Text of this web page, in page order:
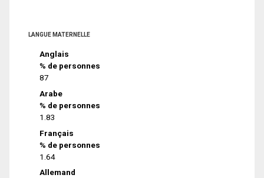
LANGUE MATERNELLE
Anglais
% de personnes
87
Arabe
% de personnes
1.83
Français
% de personnes
1.64
Allemand